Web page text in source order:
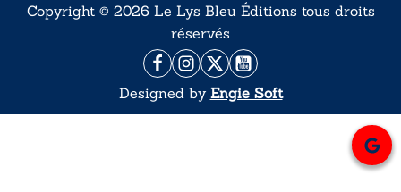
Copyright © 2026 Le Lys Bleu Éditions tous droits
réservés
Designed by Engie Soft